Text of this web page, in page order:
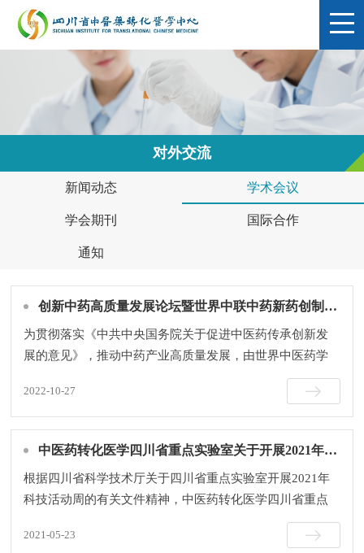
对外交流
新闻动态 学术会议
学会期刊 国际合作
通知
创新中药高质量发展论坛暨世界中联中药新药创制专业委员会 第四次学术年会（2022•北京）
为贯彻落实《中共中央国务院关于促进中医药传承创新发
展的意见》，推动中药产业高质量发展，由世界中医药学
会联合会中药新药创制专业委员会主办，四川省中医药科
学院、四川省中医药转化医学中心、成都市中草药研究所...
2022-10-27 
中医药转化医学四川省重点实验室关于开展2021年科技周公众开放日活动的通知
根据四川省科学技术厅关于四川省重点实验室开展2021年
科技活动周的有关文件精神，中医药转化医学四川省重点
实验室将举办“中国共产党领导中医药科技发展”为主题的实
验室公众开放日活动。
2021-05-23 